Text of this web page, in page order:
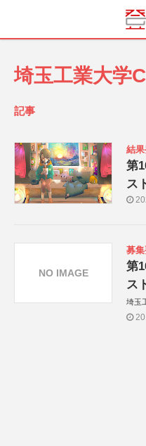
埼玉工業大学
記事
結
第
ス
募
第
ス
埼玉
NO IMAGE